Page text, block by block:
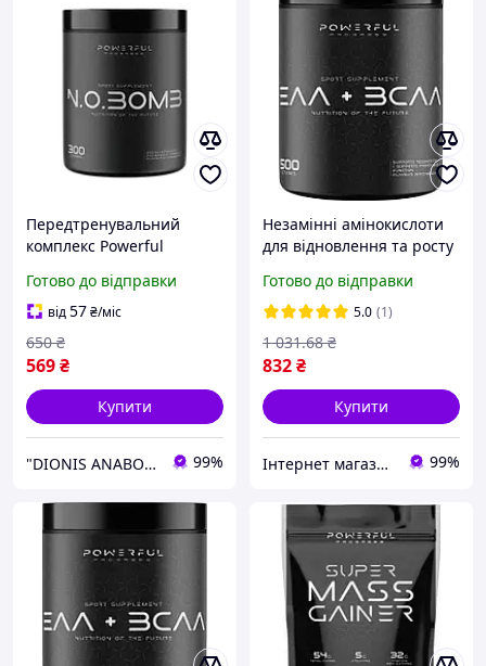
Передтренувальний
комплекс Powerful
Полуниця
Готово до відправки
від57₴/міс
569₴
650 ₴
Купити
"DIONIS ANABOLA" 99%
Незамінні амінокислоти
для відновлення та росту
Progress EAA + BCAA 500 g
Готово до відправки
5.0 (1)
832₴
1 031.68 ₴
Купити
Інтернет магазин спортивного харчування Sport-Pit 99%